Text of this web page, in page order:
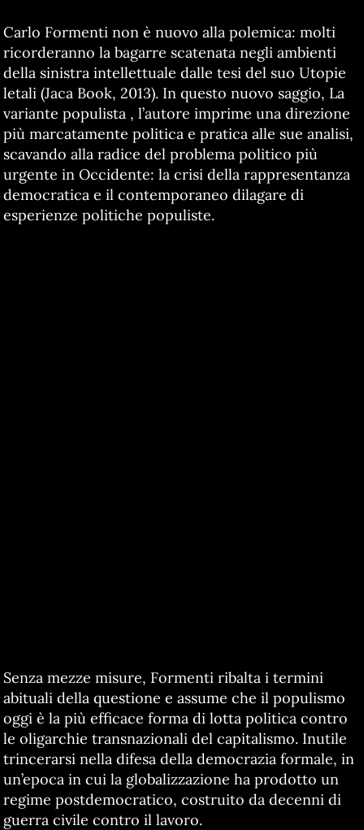
Carlo Formenti non è nuovo alla polemica: molti
ricorderanno la bagarre scatenata negli ambienti
della sinistra intellettuale dalle tesi del suo Utopie
letali (Jaca Book, 2013). In questo nuovo saggio, La
variante populista , l’autore imprime una direzione
più marcatamente politica e pratica alle sue analisi,
scavando alla radice del problema politico più
urgente in Occidente: la crisi della rappresentanza
democratica e il contemporaneo dilagare di
esperienze politiche populiste.
Senza mezze misure, Formenti ribalta i termini
abituali della questione e assume che il populismo
oggi è la più efficace forma di lotta politica contro
le oligarchie transnazionali del capitalismo. Inutile
trincerarsi nella difesa della democrazia formale, in
un’epoca in cui la globalizzazione ha prodotto un
regime postdemocratico, costruito da decenni di
guerra civile contro il lavoro.